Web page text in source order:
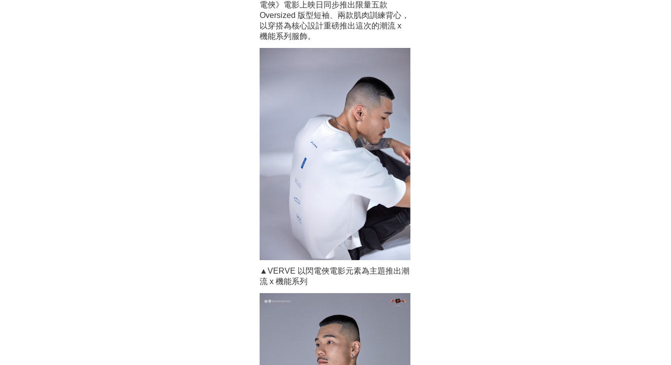
電俠》電影上映日同步推出限量五款
Oversized 版型短袖、兩款肌肉訓練背心，
以穿搭為核心設計重磅推出這次的潮流 x
機能系列服飾。
▲VERVE 以閃電俠電影元素為主題推出潮
流 x 機能系列